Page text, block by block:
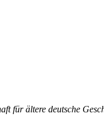
für ältere deutsche